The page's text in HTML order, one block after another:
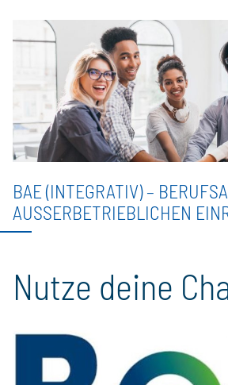
BAE (INTEGRATIV) –
AUSSERBETRIEBLICHEN
Nutze deine